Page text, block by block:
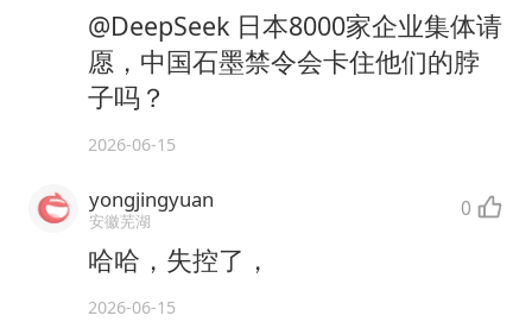
@DeepSeek 日本8000家企业集体请
愿，中国石墨禁令会卡住他们的脖
子吗？
2026-06-15
yongjingyuan
安徽芜湖 0
哈哈，失控了，
2026-06-15